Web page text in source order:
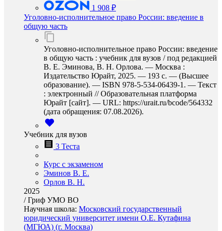
1 908 ₽
Уголовно-исполнительное право России: введение в
общую часть
Уголовно-исполнительное право России: введение
в общую часть : учебник для вузов / под редакцией
В. Е. Эминова, В. Н. Орлова. — Москва :
Издательство Юрайт, 2025. — 193 с. — (Высшее
образование). — ISBN 978-5-534-06439-1. — Текст
: электронный // Образовательная платформа
Юрайт [сайт]. — URL: https://urait.ru/bcode/564332
(дата обращения: 07.08.2026).
Учебник для вузов
3 Теста
Курс с экзаменом
Эминов В. Е.
Орлов В. Н.
2025
/Гриф УМО ВО
Научная школа: Московский государственный
юридический университет имени О.Е. Кутафина
(МГЮА) (г. Москва)